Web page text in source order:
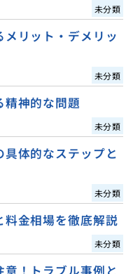
未分類
リット・デメリッ
未分類
精神的な問題
未分類
体的なステップと
未分類
料金相場を徹底解説
未分類
！トラブル事例と